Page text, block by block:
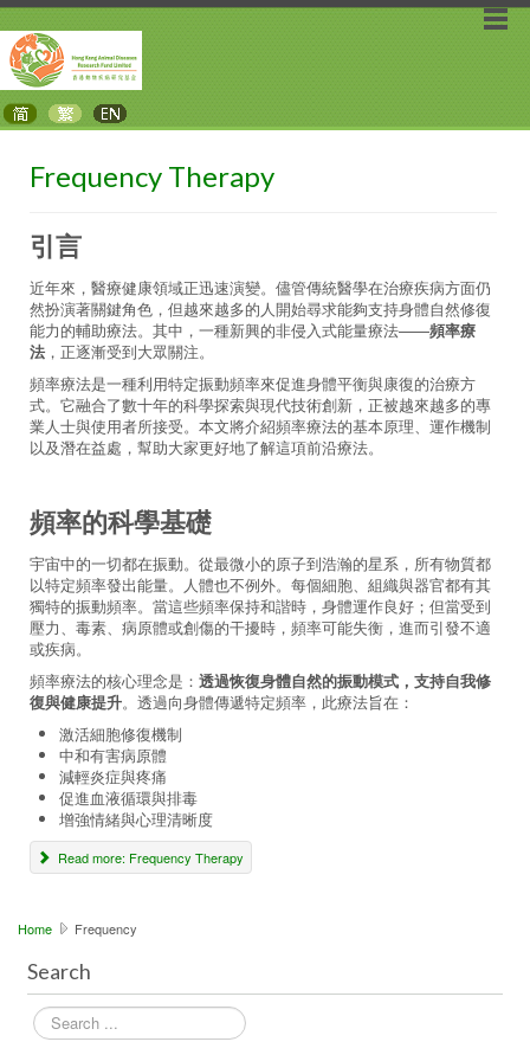
Frequency Therapy
引言
近年來，醫療健康領域正迅速演變。儘管傳統醫學在治療疾病方面仍
然扮演著關鍵角色，但越來越多的人開始尋求能夠支持身體自然修復
能力的輔助療法。其中，一種新興的非侵入式能量療法——頻率療
法 ，正逐漸受到大眾關注。
頻率療法是一種利用特定振動頻率來促進身體平衡與康復的治療方
式。它融合了數十年的科學探索與現代技術創新，正被越來越多的專
業人士與使用者所接受。本文將介紹頻率療法的基本原理、運作機制
以及潛在益處，幫助大家更好地了解這項前沿療法。
頻率的科學基礎
宇宙中的一切都在振動。從最微小的原子到浩瀚的星系，所有物質都
以特定頻率發出能量。人體也不例外。每個細胞、組織與器官都有其
獨特的振動頻率。當這些頻率保持和諧時，身體運作良好；但當受到
壓力、毒素、病原體或創傷的干擾時，頻率可能失衡，進而引發不適
或疾病。
頻率療法的核心理念是： 透過恢復身體自然的振動模式，支持自我修
復與健康提升。透過向身體傳遞特定頻率，此療法旨在：
激活細胞修復機制
中和有害病原體
減輕炎症與疼痛
促進血液循環與排毒
增強情緒與心理清晰度
Read more: Frequency Therapy
Home Frequency
Search
Search